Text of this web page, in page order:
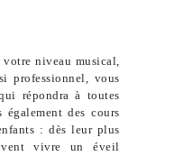
niveau musical,
professionnel, vous
répondra à toutes
également des cours
: dès leur plus
vivre un éveil